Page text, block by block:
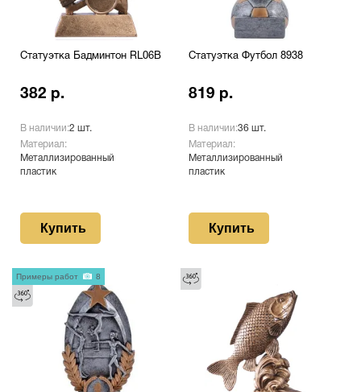
Статуэтка Бадминтон RL06B
382 р.
В наличии:2 шт.
Материал:
Металлизированный
пластик
Купить
Статуэтка Футбол 8938
819 р.
В наличии:36 шт.
Материал:
Металлизированный
пластик
Купить
Примеры работ 8